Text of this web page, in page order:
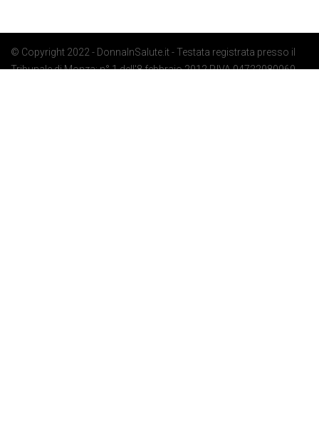
© Copyright 2022 - DonnaInSalute.it - Testata registrata presso il
Tribunale di Monza: n° 1 dell'8 febbraio 2012 P.IVA 04722080969 -